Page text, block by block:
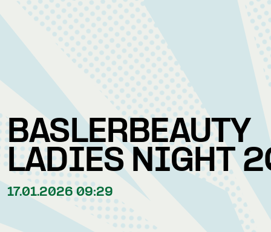
BASLERBEAUTY
LADIES NIGHT
17.01.2026 09:29